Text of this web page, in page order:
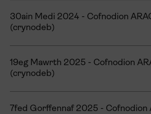
30ain Medi 2024 - Cofnodion ARAC
(crynodeb)
19eg Mawrth 2025 - Cofnodion ARAC
(crynodeb)
7fed Gorffennaf 2025 - Cofnodion ARAC